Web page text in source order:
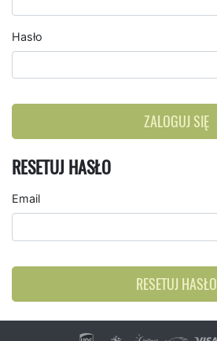
Hasło
ZALOGUJ SIĘ
RESETUJ HASŁO
Email
RESETUJ HASŁO